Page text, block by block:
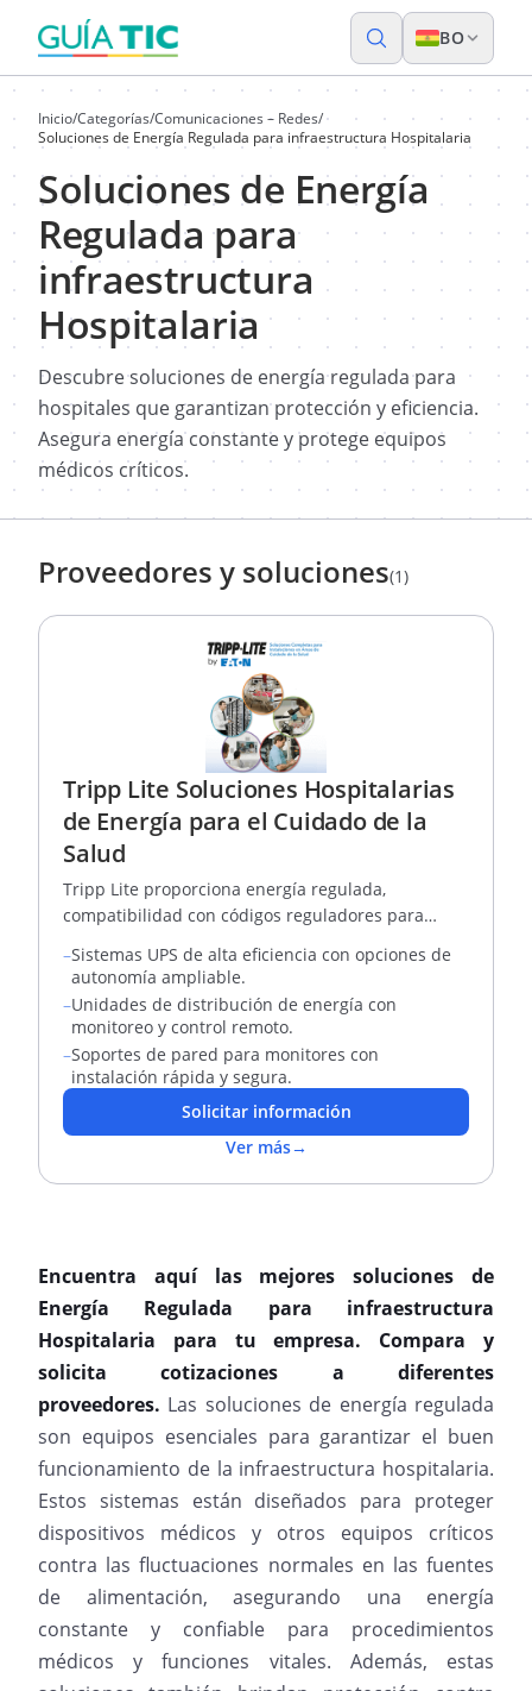
BO
Inicio/Categorías/Comunicaciones – Redes/
Soluciones de Energía Regulada para infraestructura Hospitalaria
Soluciones de Energía
Regulada para
infraestructura
Hospitalaria
Descubre soluciones de energía regulada para
hospitales que garantizan protección y eficiencia.
Asegura energía constante y protege equipos
médicos críticos.
Proveedores y soluciones(1)
Tripp Lite Soluciones Hospitalarias
de Energía para el Cuidado de la
Salud
Tripp Lite proporciona energía regulada,
compatibilidad con códigos reguladores para
salud.
–Sistemas UPS de alta eficiencia con opciones de
autonomía ampliable.
–Unidades de distribución de energía con
monitoreo y control remoto.
–Soportes de pared para monitores con
instalación rápida y segura.
Solicitar información
Ver más→
Encuentra aquí las mejores soluciones de
Energía Regulada para infraestructura
Hospitalaria para tu empresa. Compara y
solicita cotizaciones a diferentes
proveedores. Las soluciones de energía regulada
son equipos esenciales para garantizar el buen
funcionamiento de la infraestructura hospitalaria.
Estos sistemas están diseñados para proteger
dispositivos médicos y otros equipos críticos
contra las fluctuaciones normales en las fuentes
de alimentación, asegurando una energía
constante y confiable para procedimientos
médicos y funciones vitales. Además, estas